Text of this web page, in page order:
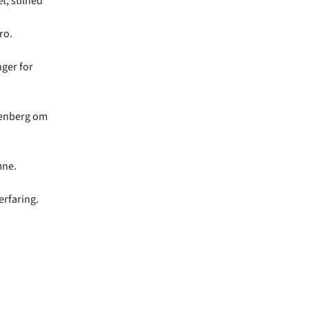
for
om